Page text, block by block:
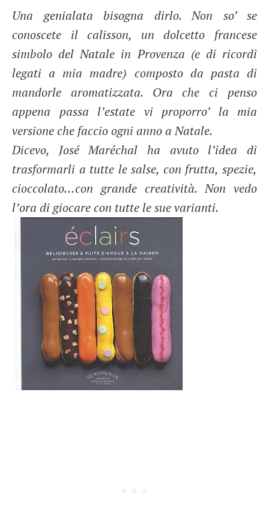
Una genialata bisogna dirlo. Non so’ se
conoscete il calisson, un dolcetto francese
simbolo del Natale in Provenza (e di ricordi
legati a mia madre) composto da pasta di
mandorle aromatizzata. Ora che ci penso
appena passa l’estate vi proporro’ la mia
versione che faccio ogni anno a Natale.
Dicevo, José Maréchal ha avuto l’idea di
trasformarli a tutte le salse, con frutta, spezie,
cioccolato…con grande creatività. Non vedo
l’ora di giocare con tutte le sue varianti.